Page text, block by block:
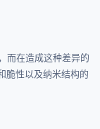
而在造成这种差异的
脆性以及纳米结构的